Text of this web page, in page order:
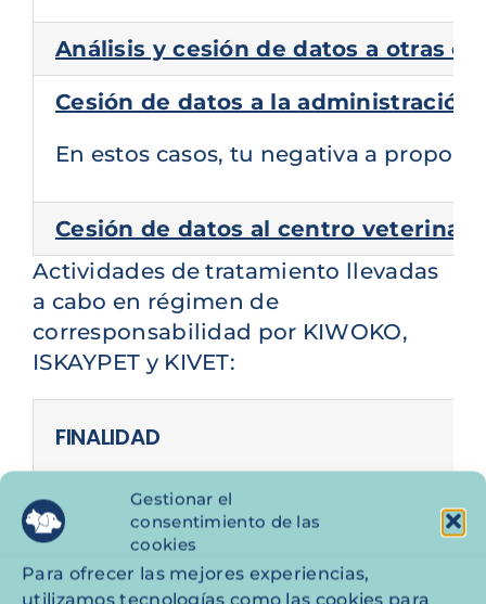
Gestionar el
consentimiento de las
cookies
Para ofrecer las mejores experiencias,
utilizamos tecnologías como las cookies para
Análisis y cesión de datos a otras
Cesión de datos a la
En estos casos, tu negativa a
Cesión de datos al centro
Actividades de tratamiento llevadas
a cabo en régimen de
corresponsabilidad por KIWOKO,
ISKAYPET y KIVET:
FINALIDAD
Gestión del Club MUNDO KIWOKO
Puedesconsultar la información